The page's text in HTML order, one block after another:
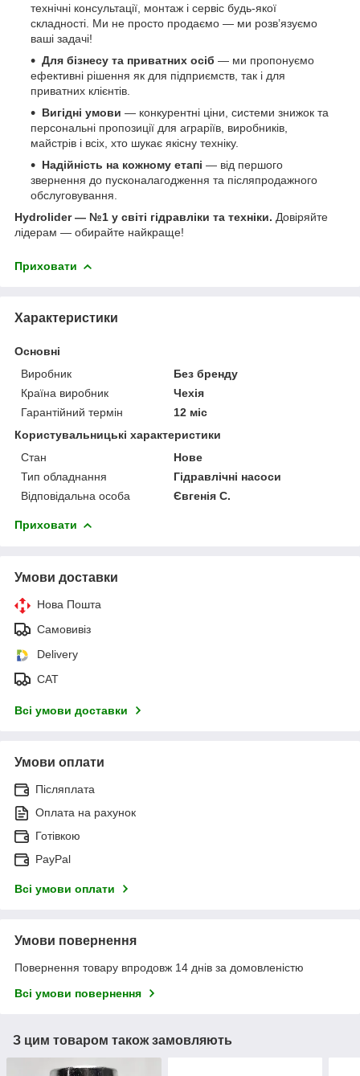
технічні консультації, монтаж і сервіс будь-якої
складності. Ми не просто продаємо — ми розв’язуємо
ваші задачі!
Для бізнесу та приватних осіб — ми пропонуємо
ефективні рішення як для підприємств, так і для
приватних клієнтів.
Вигідні умови — конкурентні ціни, системи знижок та
персональні пропозиції для аграріїв, виробників,
майстрів і всіх, хто шукає якісну техніку.
Надійність на кожному етапі — від першого
звернення до пусконалагодження та післяпродажного
обслуговування.
Hydrolider — №1 у світі гідравліки та техніки. Довіряйте
лідерам — обирайте найкраще!
Приховати
Характеристики
Основні
Виробник
Без бренду
Країна виробник
Чехія
Гарантійний термін
12 міс
Користувальницькі характеристики
Стан
Нове
Тип обладнання
Гідравлічні насоси
Відповідальна особа
Євгенія С.
Приховати
Умови доставки
Нова Пошта
Самовивіз
Delivery
САТ
Всі умови доставки
Умови оплати
Післяплата
Оплата на рахунок
Готівкою
PayPal
Всі умови оплати
Умови повернення
Повернення товару впродовж 14 днів за домовленістю
Всі умови повернення
З цим товаром також замовляють